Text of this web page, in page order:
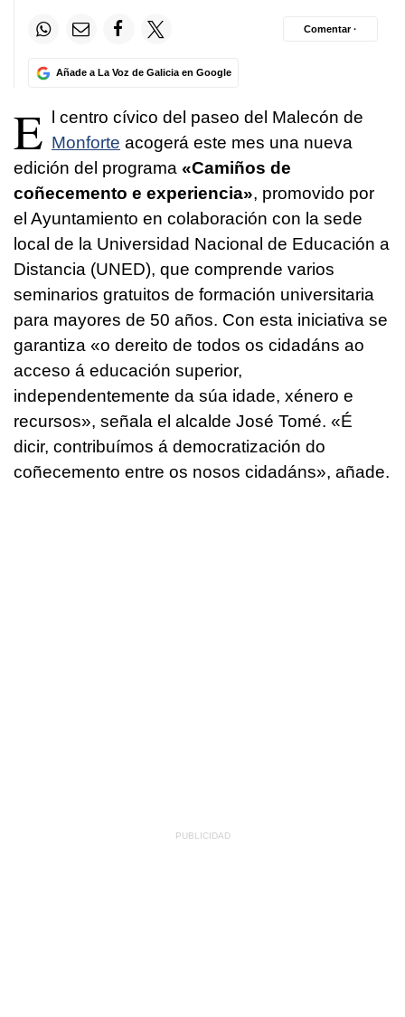
Añade a La Voz de Galicia en Google
Comentar ·
E
l centro cívico del paseo del Malecón de
Monforte acogerá este mes una nueva
edición del programa «Camiños de
coñecemento e experiencia», promovido por
el Ayuntamiento en colaboración con la sede
local de la Universidad Nacional de Educación a
Distancia (UNED), que comprende varios
seminarios gratuitos de formación universitaria
para mayores de 50 años. Con esta iniciativa se
garantiza «o dereito de todos os cidadáns ao
acceso á educación superior,
independentemente da súa idade, xénero e
recursos», señala el alcalde José Tomé. «É
dicir, contribuímos á democratización do
coñecemento entre os nosos cidadáns», añade.